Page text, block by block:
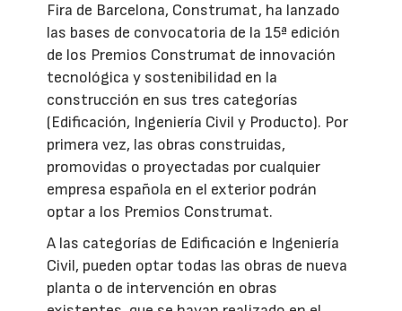
Fira de Barcelona, Construmat, ha lanzado
las bases de convocatoria de la 15ª edición
de los Premios Construmat de innovación
tecnológica y sostenibilidad en la
construcción en sus tres categorías
(Edificación, Ingeniería Civil y Producto). Por
primera vez, las obras construidas,
promovidas o proyectadas por cualquier
empresa española en el exterior podrán
optar a los Premios Construmat.
A las categorías de Edificación e Ingeniería
Civil, pueden optar todas las obras de nueva
planta o de intervención en obras